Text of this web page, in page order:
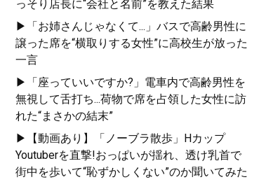
っそり店長に“会社と名前”を教えた結果
▶「お姉さんじゃなくて...」バスで高齢男性に
譲った席を“横取りする女性”に高校生が放った
一言
▶「座っていいですか?」電車内で高齢男性を
無視して舌打ち...荷物で席を占領した女性に訪
れた“まさかの結末”
▶【動画あり】「ノーブラ散歩」Hカップ
Youtuberを直撃!おっぱいが揺れ、透け乳首で
街中を歩いて“恥ずかしくない”のか聞いてみた